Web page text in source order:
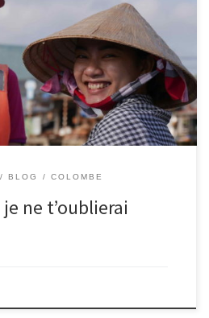
Vietnam, Ô mon Vietnam Mon
je t’oublier Toi qui m’a tant marqué
gentil Ho chi minh Ta plus grande ville
ta ronde Quant à tes eaux
BLOG COLOMBE
ne t’oublierai